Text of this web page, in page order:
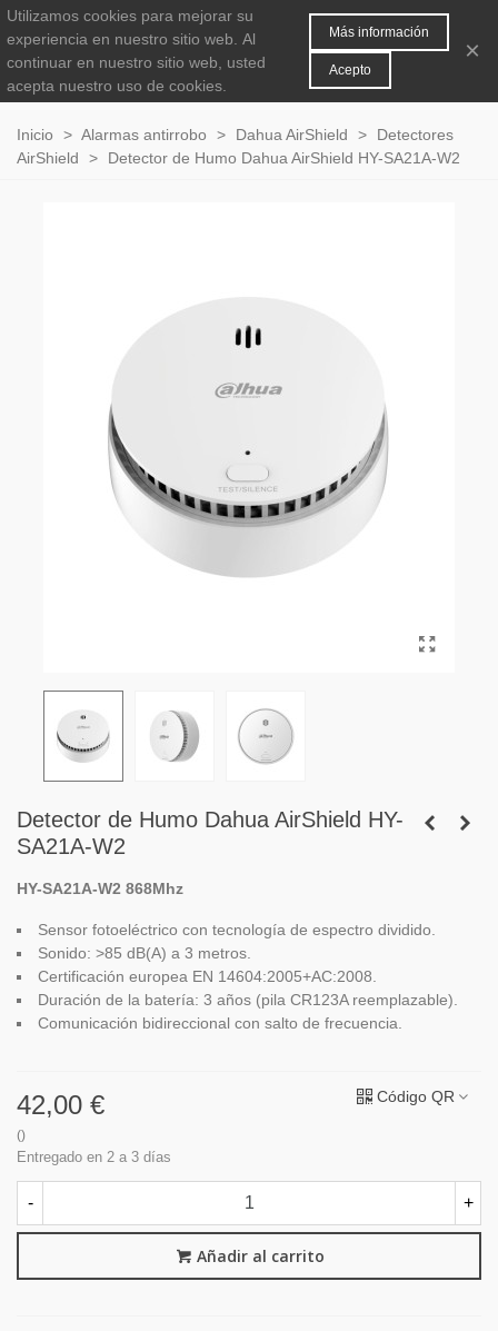
0
Inicio > Alarmas antirrobo > Dahua AirShield >
Detectores
AirShield
> Detector de Humo Dahua AirShield HY-SA21A-W2
Detector de Humo Dahua AirShield HY-
SA21A-W2
HY-SA21A-W2 868Mhz
Sensor fotoeléctrico con tecnología de espectro dividido.
Sonido: >85 dB(A) a 3 metros.
Certificación europea EN 14604:2005+AC:2008.
Duración de la batería: 3 años (pila CR123A reemplazable).
Comunicación bidireccional con salto de frecuencia.
42,00 €
()
Entregado en 2 a 3 días
Código QR
- +
Añadir al carrito
Utilizamos cookies para mejorar su
experiencia en nuestro sitio web. Al
continuar en nuestro sitio web, usted
acepta nuestro uso de cookies.
Más información
Acepto
×